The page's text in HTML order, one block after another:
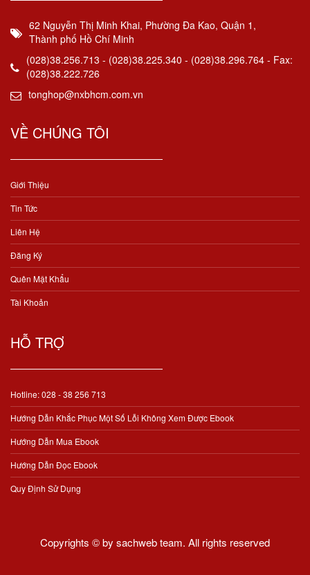
62 Nguyễn Thị Minh Khai, Phường Đa Kao, Quận 1,
Thành phố Hồ Chí Minh
(028)38.256.713 - (028)38.225.340 - (028)38.296.764 - Fax:
(028)38.222.726
tonghop@nxbhcm.com.vn
VỀ CHÚNG TÔI
Giới Thiệu
Tin Tức
Liên Hệ
Đăng Ký
Quên Mật Khẩu
Tài Khoản
HỖ TRỢ
Hotline: 028 - 38 256 713
Hướng Dẫn Khắc Phục Một Số Lỗi Không Xem Được Ebook
Hướng Dẫn Mua Ebook
Hướng Dẫn Đọc Ebook
Quy Định Sử Dụng
Copyrights © by sachweb team. All rights reserved